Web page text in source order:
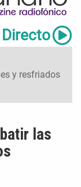
Directo
y resfriados
las